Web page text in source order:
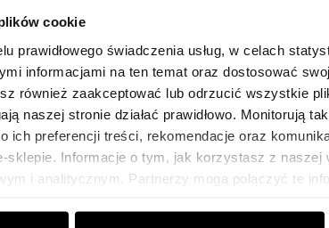
cookie
prawidłowego świadczenia usług, w celach
informacjami na ten temat oraz dostosować
również zaakceptować lub odrzucić wszystkie
naszej stronie działać prawidłowo. Monitorują
ich preferencji treści, rekomendacje oraz
sklepie. Informacje o tym, jak korzystasz z naszej
i analitycznym. Partnerzy mogą połączyć te
kapsułową
Mamy dla Ciebie dobrą
0 komentarze
Kurtki
trendy w
| 09.04.2026
Nie możesz
wiosenną? Zanim
autor:Redakcja